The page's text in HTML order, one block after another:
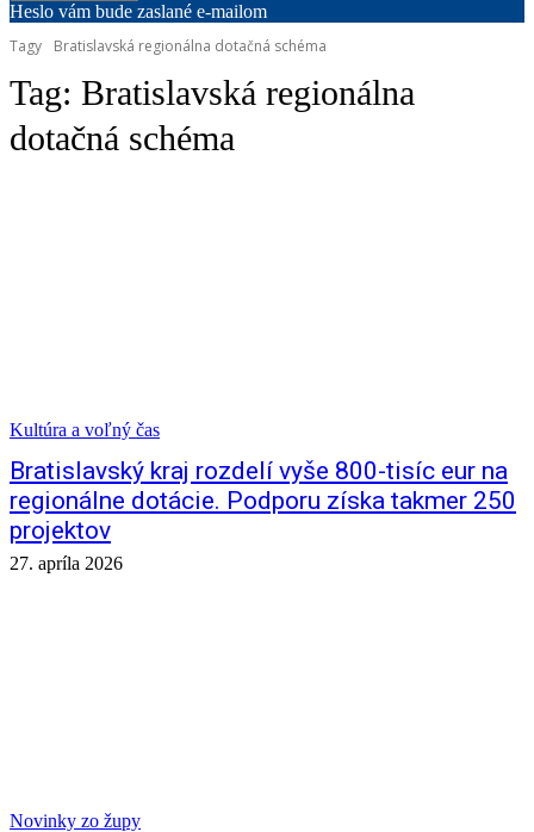
Heslo vám bude zaslané e-mailom
Tagy
Bratislavská regionálna dotačná schéma
Tag: Bratislavská regionálna
dotačná schéma
Kultúra a voľný čas
Bratislavský kraj rozdelí vyše 800-tisíc eur na
regionálne dotácie. Podporu získa takmer 250
projektov
27. apríla 2026
Novinky zo župy